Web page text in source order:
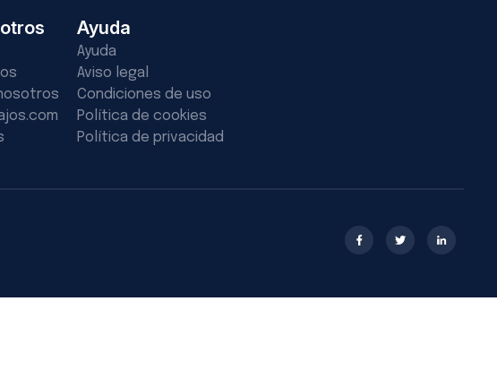
Ayuda
Ayuda
Aviso legal
Condiciones de uso
Política de cookies
Política de privacidad